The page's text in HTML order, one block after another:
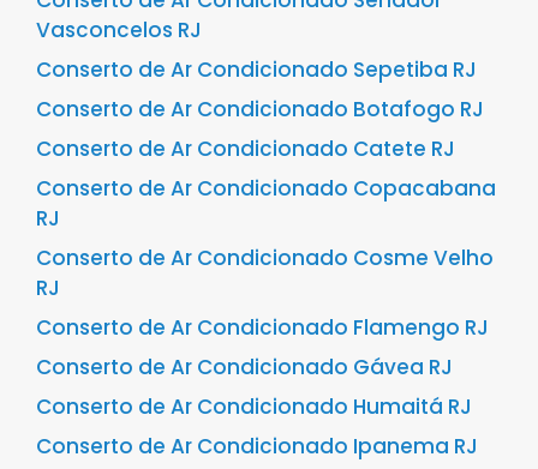
Vasconcelos RJ
Conserto de Ar Condicionado Sepetiba RJ
Conserto de Ar Condicionado Botafogo RJ
Conserto de Ar Condicionado Catete RJ
Conserto de Ar Condicionado Copacabana
RJ
Conserto de Ar Condicionado Cosme Velho
RJ
Conserto de Ar Condicionado Flamengo RJ
Conserto de Ar Condicionado Gávea RJ
Conserto de Ar Condicionado Humaitá RJ
Conserto de Ar Condicionado Ipanema RJ